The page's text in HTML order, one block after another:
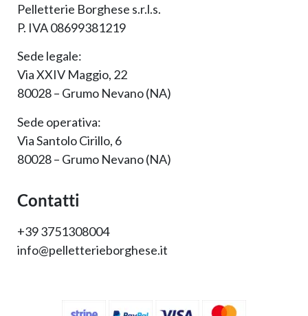
Pelletterie Borghese s.r.l.s.
P. IVA 08699381219
Sede legale:
Via XXIV Maggio, 22
80028 – Grumo Nevano (NA)
Sede operativa:
Via Santolo Cirillo, 6
80028 – Grumo Nevano (NA)
Contatti
+39 3751308004
info@pelletterieborghese.it